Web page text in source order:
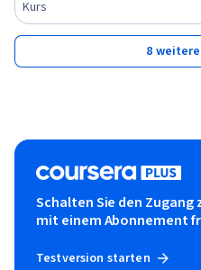
Kurs
8
Schalten Sie den Zugang
mit einem Abonnement
Testversion starten